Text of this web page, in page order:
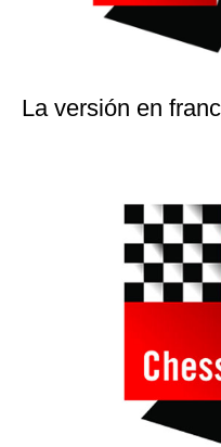
La versión en